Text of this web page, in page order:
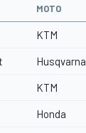
MOTO
KTM
Husqvarna
KTM
Honda